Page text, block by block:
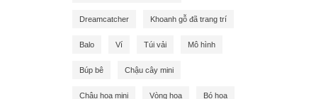
Dreamcatcher Khoanh gỗ đã trang trí
Balo Ví Túi vải Mô hình
Búp bê Chậu cây mini
Chậu hoa mini Vòng hoa Bó hoa